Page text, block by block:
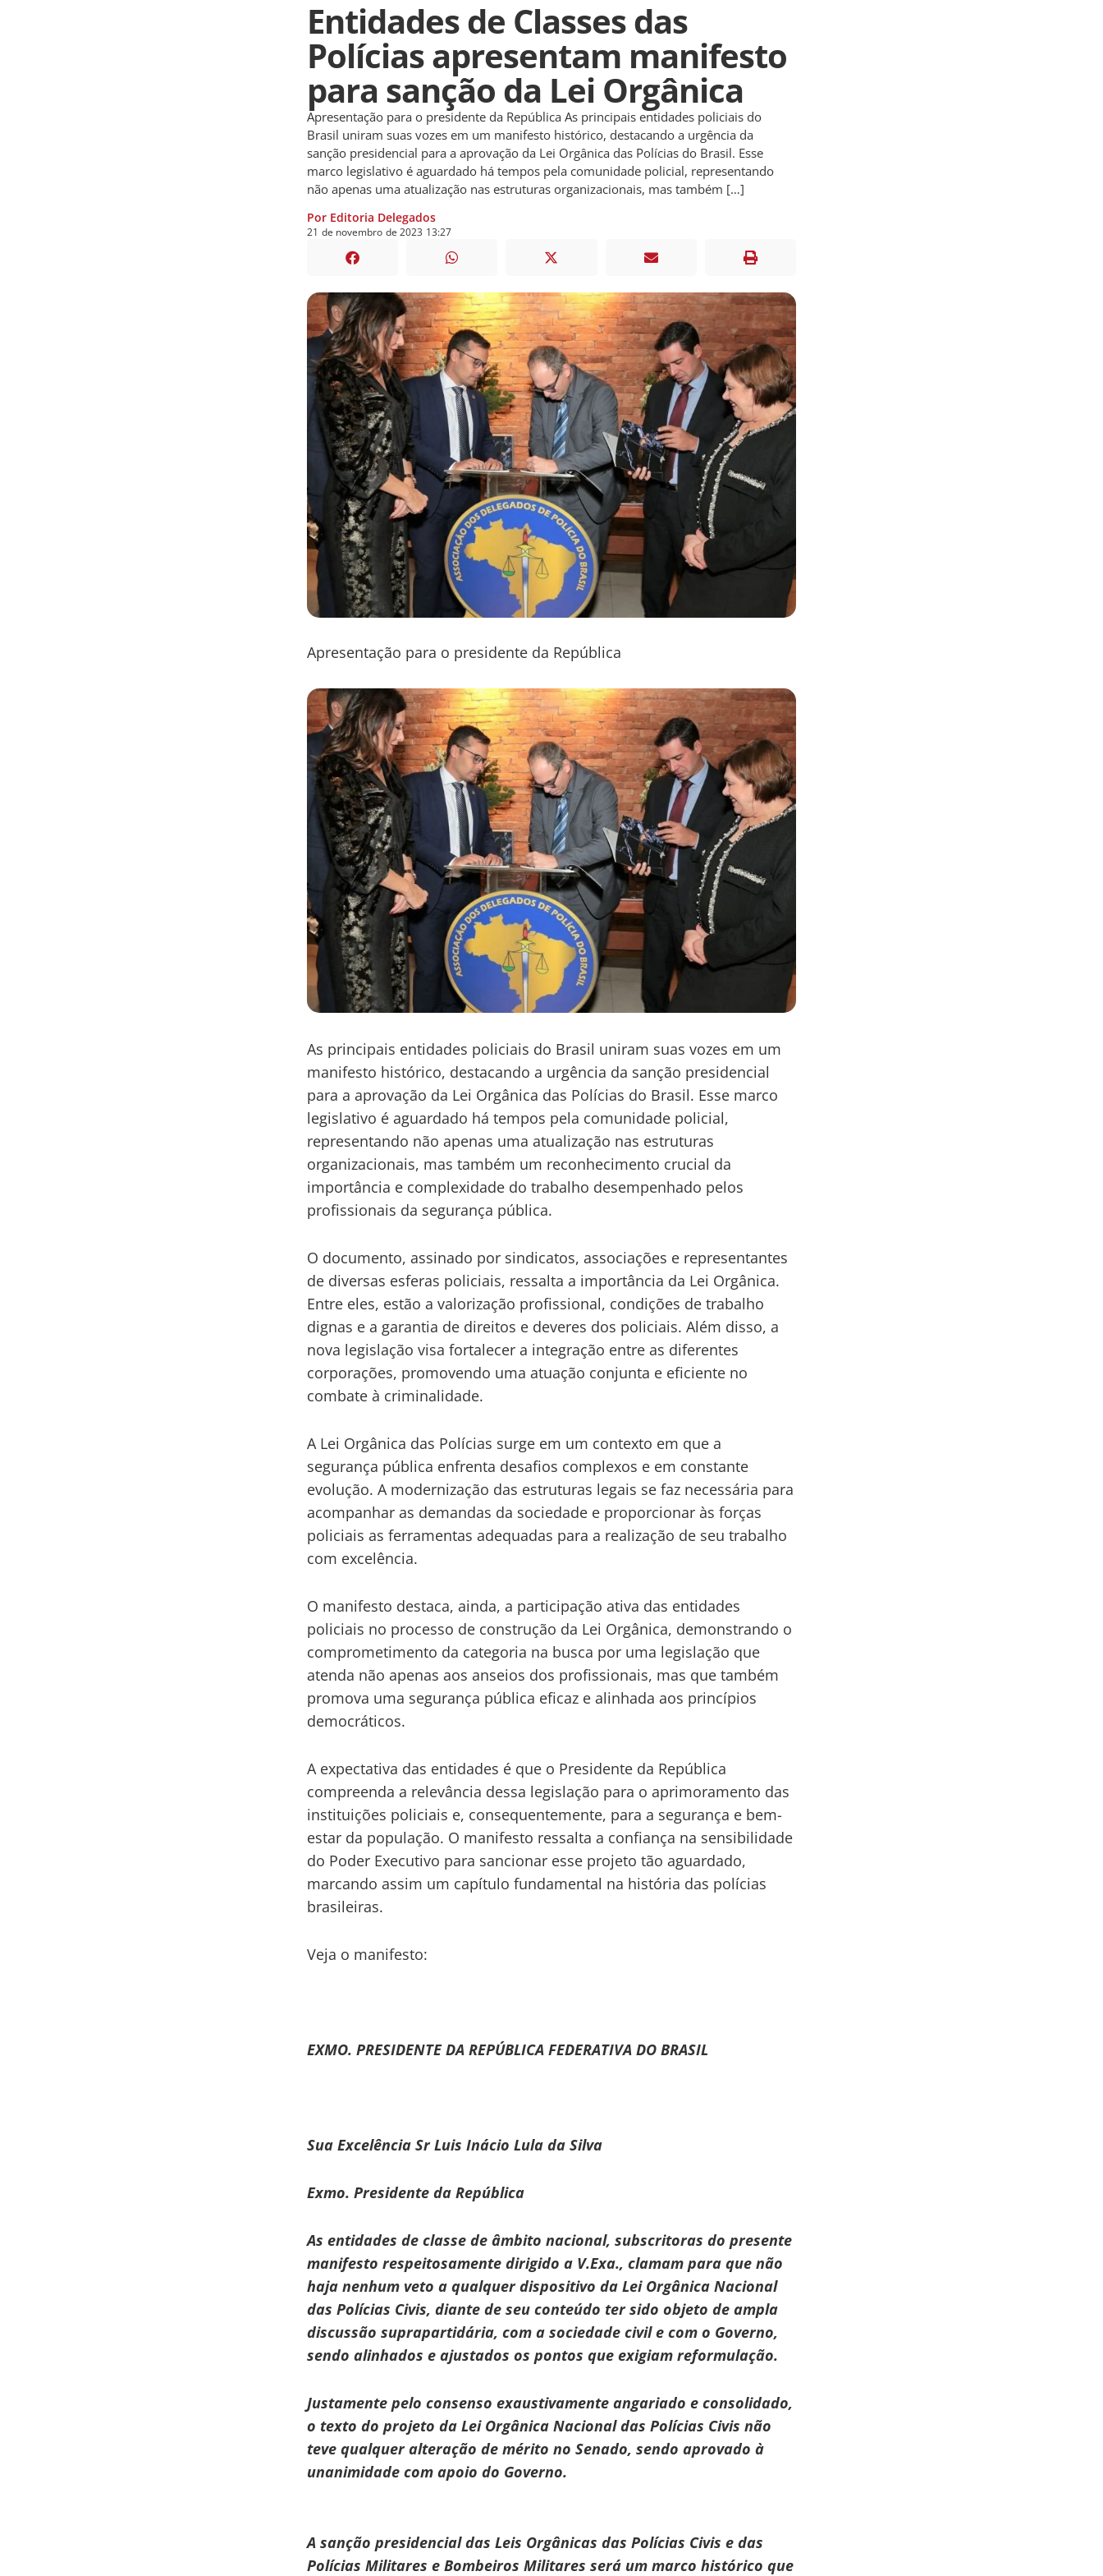
Entidades de Classes das
Polícias apresentam manifesto
para sanção da Lei Orgânica
Apresentação para o presidente da República As principais entidades policiais do
Brasil uniram suas vozes em um manifesto histórico, destacando a urgência da
sanção presidencial para a aprovação da Lei Orgânica das Polícias do Brasil. Esse
marco legislativo é aguardado há tempos pela comunidade policial, representando
não apenas uma atualização nas estruturas organizacionais, mas também […]
Por Editoria Delegados
21 de novembro de2023 13:27
Apresentação para o presidente da República
As principais entidades policiais do Brasil uniram suas vozes em um
manifesto histórico, destacando a urgência da sanção presidencial
para a aprovação da Lei Orgânica das Polícias do Brasil. Esse marco
legislativo é aguardado há tempos pela comunidade policial,
representando não apenas uma atualização nas estruturas
organizacionais, mas também um reconhecimento crucial da
importância e complexidade do trabalho desempenhado pelos
profissionais da segurança pública.
O documento, assinado por sindicatos, associações e representantes
de diversas esferas policiais, ressalta a importância da Lei Orgânica.
Entre eles, estão a valorização profissional, condições de trabalho
dignas e a garantia de direitos e deveres dos policiais. Além disso, a
nova legislação visa fortalecer a integração entre as diferentes
corporações, promovendo uma atuação conjunta e eficiente no
combate à criminalidade.
A Lei Orgânica das Polícias surge em um contexto em que a
segurança pública enfrenta desafios complexos e em constante
evolução. A modernização das estruturas legais se faz necessária para
acompanhar as demandas da sociedade e proporcionar às forças
policiais as ferramentas adequadas para a realização de seu trabalho
com excelência.
O manifesto destaca, ainda, a participação ativa das entidades
policiais no processo de construção da Lei Orgânica, demonstrando o
comprometimento da categoria na busca por uma legislação que
atenda não apenas aos anseios dos profissionais, mas que também
promova uma segurança pública eficaz e alinhada aos princípios
democráticos.
A expectativa das entidades é que o Presidente da República
compreenda a relevância dessa legislação para o aprimoramento das
instituições policiais e, consequentemente, para a segurança e bem-
estar da população. O manifesto ressalta a confiança na sensibilidade
do Poder Executivo para sancionar esse projeto tão aguardado,
marcando assim um capítulo fundamental na história das polícias
brasileiras.
Veja o manifesto:
EXMO. PRESIDENTE DA REPÚBLICA FEDERATIVA DO BRASIL
Sua Excelência Sr Luis Inácio Lula da Silva
Exmo. Presidente da República
As entidades de classe de âmbito nacional, subscritoras do presente
manifesto respeitosamente dirigido a V.Exa., clamam para que não
haja nenhum veto a qualquer dispositivo da Lei Orgânica Nacional
das Polícias Civis, diante de seu conteúdo ter sido objeto de ampla
discussão suprapartidária, com a sociedade civil e com o Governo,
sendo alinhados e ajustados os pontos que exigiam reformulação.
Justamente pelo consenso exaustivamente angariado e consolidado,
o texto do projeto da Lei Orgânica Nacional das Polícias Civis não
teve qualquer alteração de mérito no Senado, sendo aprovado à
unanimidade com apoio do Governo.
A sanção presidencial das Leis Orgânicas das Polícias Civis e das
Polícias Militares e Bombeiros Militares será um marco histórico que